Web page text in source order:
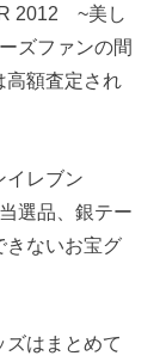
2012 ~美し
ズファンの間
高額査定され
イレブン
選品、銀テー
きないお宝グ
はまとめて